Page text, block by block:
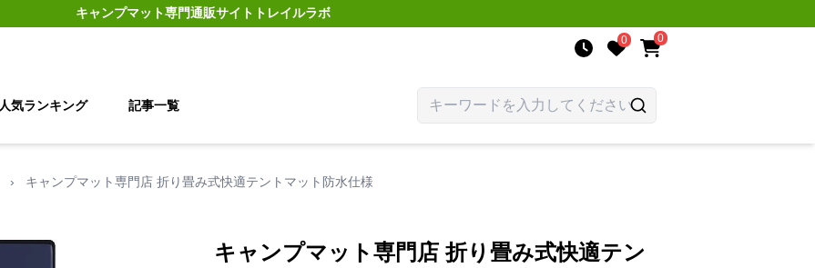
キャンプマット専門通販サイト トレイルラボ
0 0
人気ランキング 記事一覧
› キャンプマット専門店 折り畳み式快適テントマット防水仕様
キャンプマット専門店 折り畳み式快適テン